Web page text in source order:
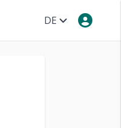
DE